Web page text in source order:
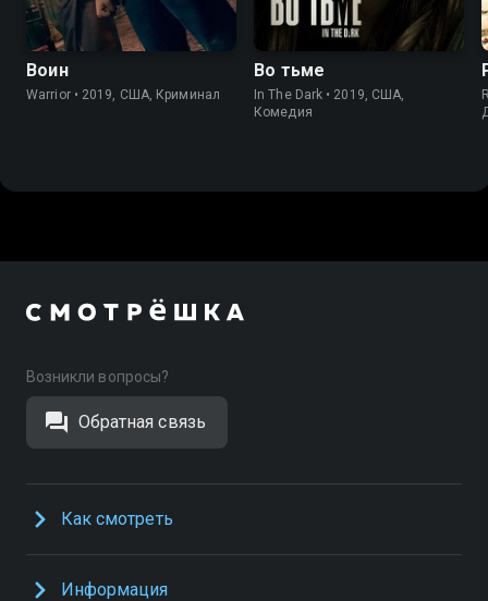
8.2 8.4
Воин
Warrior • 2019, США, Криминал
7.4 7.5
Во тьме
In The Dark • 2019, США,
Комедия
Возникли вопросы?
Обратная связь
Как смотреть
Информация